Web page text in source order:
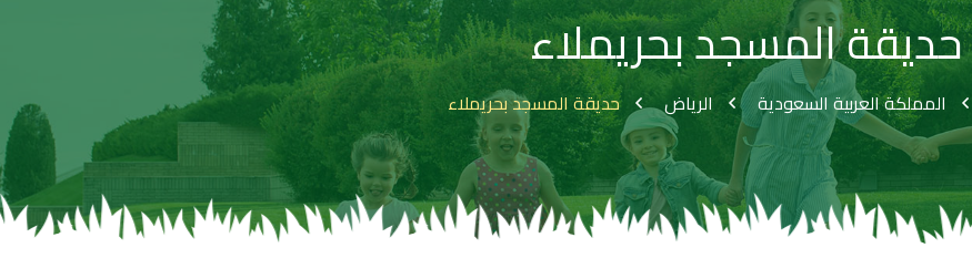
حديقة المسجد بحريملاء
المملكة العربية السعودية الرياض حديقة المسجد بحريملاء